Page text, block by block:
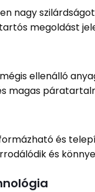
nagy
megoldást
ellenálló
magas
és
és